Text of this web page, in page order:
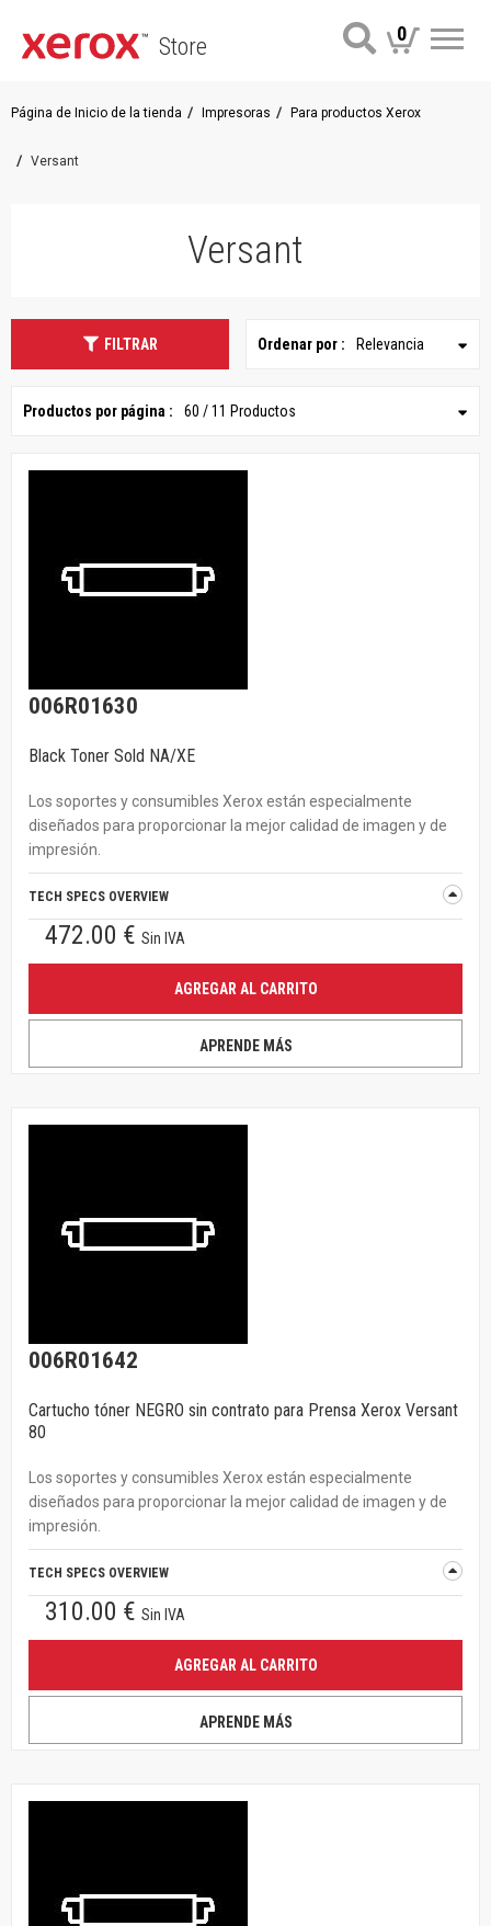
Store 0
Página de Inicio de la tienda Impresoras Para productos Xerox
Versant
Versant
FILTRAR Ordenar por : Relevancia
Productos por página : 60 / 11 Productos
006R01630
Black Toner Sold NA/XE
Los soportes y consumibles Xerox están especialmente
diseñados para proporcionar la mejor calidad de imagen y de
impresión.
TECH SPECS OVERVIEW
472.00 € Sin IVA
AGREGAR AL CARRITO
APRENDE MÁS
006R01642
Cartucho tóner NEGRO sin contrato para Prensa Xerox Versant
80
Los soportes y consumibles Xerox están especialmente
diseñados para proporcionar la mejor calidad de imagen y de
impresión.
TECH SPECS OVERVIEW
310.00 € Sin IVA
AGREGAR AL CARRITO
APRENDE MÁS